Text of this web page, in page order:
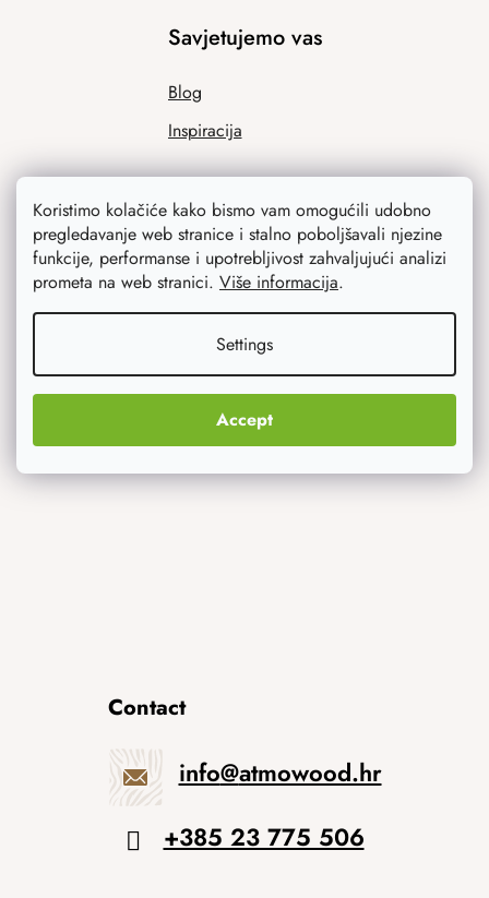
Koristimo kolačiće kako bismo vam omogućili udobno
pregledavanje web stranice i stalno poboljšavali njezine
funkcije, performanse i upotrebljivost zahvaljujući analizi
prometa na web stranici. Više informacija.
Settings
Accept
Savjetujemo vas
Blog
Inspiracija
Ono što vas najviše zanima
Noviteti
Contact
info@atmowood.hr
+385 23 775 506